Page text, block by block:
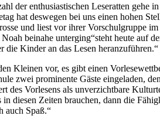
der enthusiastischen Leseratten
hat deswegen bei uns einen hohen
und liest vor ihrer Vorschulgruppe
beinahe unterging“steht heute auf
Kinder an das Lesen heranzuführen.“
Kleinen vor, es gibt einen
zwei prominente Gäste eingeladen,
des Vorlesens als unverzichtbare
diesen Zeiten brauchen, dann die
auch Spaß.“